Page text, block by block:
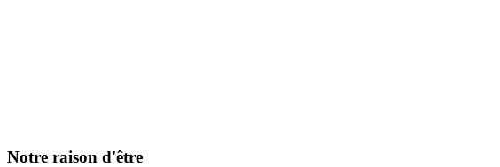
Notre raison d'être